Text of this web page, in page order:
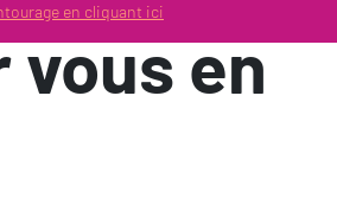
en cliquant ici
vous en